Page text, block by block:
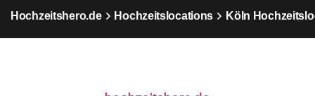
Hochzeitshero.de Hochzeitslocations Köln